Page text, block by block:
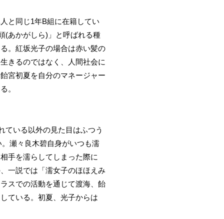
と同じ1年B組に在籍してい
(あかがしら)」と呼ばれる種
。紅坂光子の場合は赤い髪の
きるのではなく、人間社会に
宮初夏を自分のマネージャー
。
ている以外の見た目はふつう
瀬々良木碧自身がいつも濡
手を濡らしてしまった際に
一説では「濡女子のほほえみ
スでの活動を通じて渡海、飴
ている。初夏、光子からは